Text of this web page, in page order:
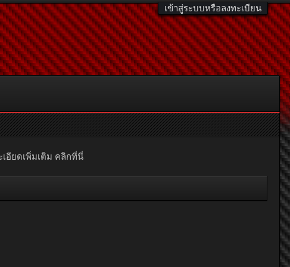
เข้าสู่ระบบหรือลงทะเบียน
เอียดเพิ่มเติม คลิกที่นี่